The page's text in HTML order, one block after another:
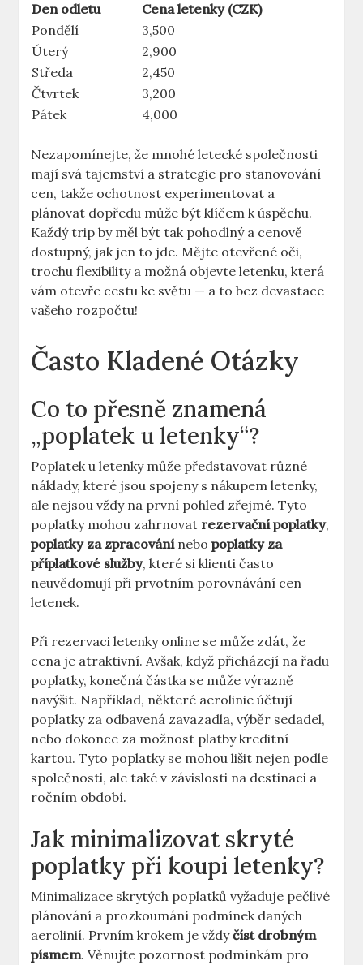
Den odletu
Cena letenky (CZK)
Pondělí
3,500
Úterý
2,900
Středa
2,450
Čtvrtek
3,200
Pátek
4,000
Nezapomínejte, že mnohé letecké společnosti
mají svá tajemství a strategie pro stanovování
cen, takže ochotnost experimentovat a
plánovat dopředu může být klíčem k úspěchu.
Každý trip by měl být tak pohodlný a cenově
dostupný, jak jen to jde. Mějte otevřené oči,
trochu flexibility a možná objevte letenku, která
vám otevře cestu ke světu — a to bez devastace
vašeho rozpočtu!
Často Kladené Otázky
Co to přesně znamená
„poplatek u letenky“?
Poplatek u letenky může představovat různé
náklady, které jsou spojeny s nákupem letenky,
ale nejsou vždy na první pohled zřejmé. Tyto
poplatky mohou zahrnovat rezervační poplatky,
poplatky za zpracovánínebopoplatky za
příplatkové služby, které si klienti často
neuvědomují při prvotním porovnávání cen
letenek.
Při rezervaci letenky online se může zdát, že
cena je atraktivní. Avšak, když přicházejí na řadu
poplatky, konečná částka se může výrazně
navýšit. Například, některé aerolinie účtují
poplatky za odbavená zavazadla, výběr sedadel,
nebo dokonce za možnost platby kreditní
kartou. Tyto poplatky se mohou lišit nejen podle
společnosti, ale také v závislosti na destinaci a
ročním období.
Jak minimalizovat skryté
poplatky při koupi letenky?
Minimalizace skrytých poplatků vyžaduje pečlivé
plánování a prozkoumání podmínek daných
aerolinií. Prvním krokem je vždyčíst drobným
písmem. Věnujte pozornost podmínkám pro